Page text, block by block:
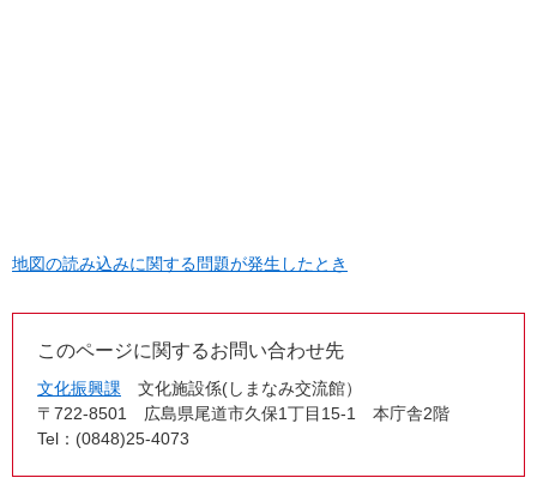
地図の読み込みに関する問題が発生したとき
このページに関するお問い合わせ先
文化振興課
文化施設係(しまなみ交流館）
〒722-8501
広島県尾道市久保1丁目15-1 本庁舎2階
Tel：(0848)25-4073